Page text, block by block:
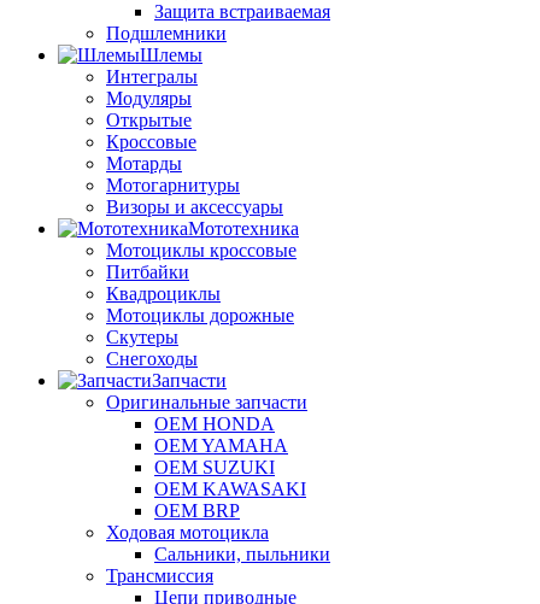
Защита встраиваемая
Подшлемники
Шлемы
Интегралы
Модуляры
Открытые
Кроссовые
Мотарды
Мотогарнитуры
Визоры и аксессуары
Мототехника
Мотоциклы кроссовые
Питбайки
Квадроциклы
Мотоциклы дорожные
Скутеры
Снегоходы
Запчасти
Оригинальные запчасти
OEM HONDA
OEM YAMAHA
OEM SUZUKI
OEM KAWASAKI
OEM BRP
Ходовая мотоцикла
Сальники, пыльники
Трансмиссия
Цепи приводные